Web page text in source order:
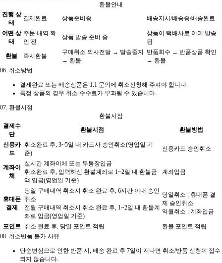
환불안내
진행 상
태
결제완료 상품준비중 배송지시/배송중/배송완료
어떤 상
태
주문 내역 확
인 전
상품 발송 준비 중
상품이 택배사로 이미 발송
됨
환불 즉시환불
구매취소 의사전달 → 발송중지
→ 환불
반품회수 → 반품상품 확인
→ 환불
06. 취소방법
결제완료 또는 배송상품은 1:1 문의에 취소신청해 주셔야 합니다.
특정 상품의 경우 취소 수수료가 부과될 수 있습니다.
07. 환불시점
환불시점
결제수
단
환불시점 환불방법
신용카
드
취소완료 후, 3~5일 내 카드사 승인취소(영업일 기
준)
신용카드 승인취소
계좌이
체
실시간 계좌이체 또는 무통장입금
취소완료 후, 입력하신 환불계좌로 1~2일 내 환불금
액 입금(영업일 기준)
계좌입금
휴대폰
결제
당일 구매내역 취소시 취소 완료 후, 6시간 이내 승인
취소
전월 구매내역 취소시 취소 완료 후, 1~2일 내 환불계
좌로 입금(영업일 기준)
당일취소 : 휴대폰 결
제 승인취소
익월취소 : 계좌입금
포인트 취소 완료 후, 당일 포인트 적립
환불 포인트 적립
08. 취소반품 불가 사유
단순변심으로 인한 반품 시, 배송 완료 후 7일이 지나면 취소/반품 신청이 접수
되지 않습니다.